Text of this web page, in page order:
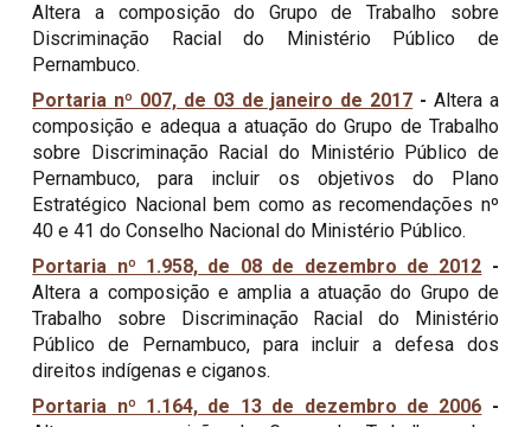
Altera a composição do Grupo de Trabalho sobre
Discriminação Racial do Ministério Público de
Pernambuco.
Portaria nº 007, de 03 de janeiro de 2017 - Altera a
composição e adequa a atuação do Grupo de Trabalho
sobre Discriminação Racial do Ministério Público de
Pernambuco, para incluir os objetivos do Plano
Estratégico Nacional bem como as recomendações nº
40 e 41 do Conselho Nacional do Ministério Público.
Portaria nº 1.958, de 08 de dezembro de 2012 -
Altera a composição e amplia a atuação do Grupo de
Trabalho sobre Discriminação Racial do Ministério
Público de Pernambuco, para incluir a defesa dos
direitos indígenas e ciganos.
Portaria nº 1.164, de 13 de dezembro de 2006 -